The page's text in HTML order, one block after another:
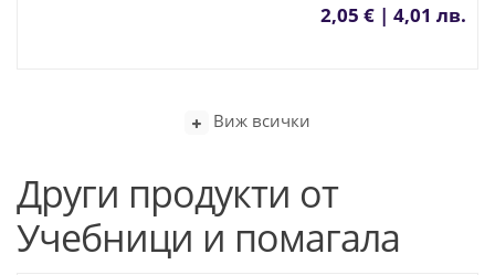
2,05 € | 4,01 лв.
Виж всички
Други продукти от
Учебници и помагала